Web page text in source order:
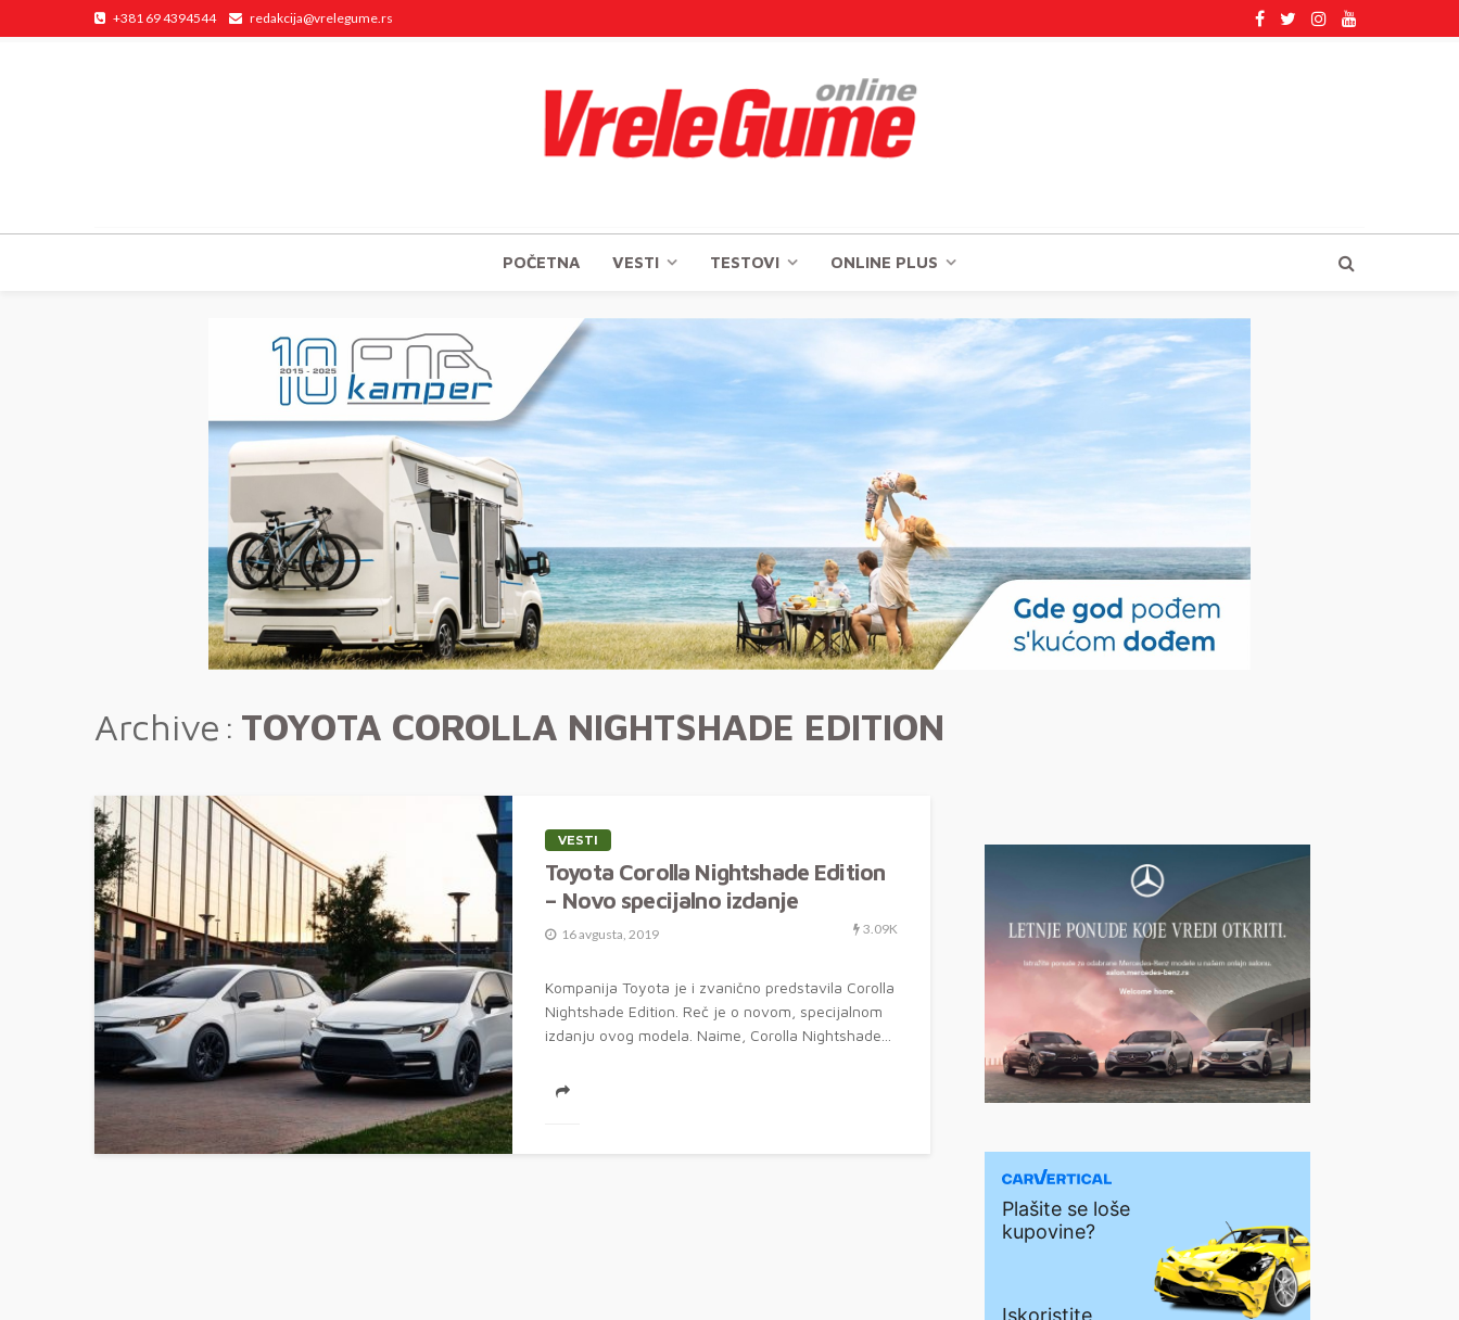
+381 69 4394544 redakcija@vrelegume.rs
POČETNA VESTI TESTOVI ONLINE PLUS
Archive TOYOTA COROLLA NIGHTSHADE EDITION
VESTI
Toyota Corolla Nightshade Edition
– Novo specijalno izdanje
16 avgusta, 2019 3.09K
Kompanija Toyota je i zvanično predstavila Corolla
Nightshade Edition. Reč je o novom, specijalnom
izdanju ovog modela. Naime, Corolla Nightshade...